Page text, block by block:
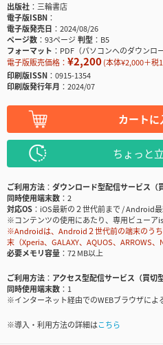
出版社
三輪書店
電子版ISBN
電子版発売日
2024/08/26
ページ数
93ページ判型
B5
フォーマット
PDF（パソコンへのダウンロ
電子版販売価格： ¥2,200(本体¥2,000＋税
印刷版ISSN
0915-1354
印刷版発行年月
2024/07
カートに
ちょっと
ご利用方法
ダウンロード型配信サービス（
同時使用端末数
2
対応OS
iOS最新の２世代前まで / Android
※コンテンツの使用にあたり、専用ビューア
※Androidは、Android２世代前の端末のう
末（Xperia、GALAXY、AQUOS、ARROWS
必要メモリ容量
72 MB以上
ご利用方法
アクセス型配信サービス（買切型
同時使用端末数
1
※インターネット経由でのWEBブラウザによ
※導入・利用方法の詳細はこちら